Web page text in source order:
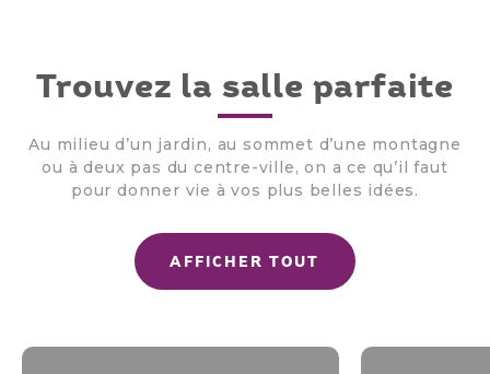
Trouvez la salle parfaite
Au milieu d’un jardin, au sommet d’une montagne
ou à deux pas du centre-ville, on a ce qu’il faut
pour donner vie à vos plus belles idées.
AFFICHER TOUT